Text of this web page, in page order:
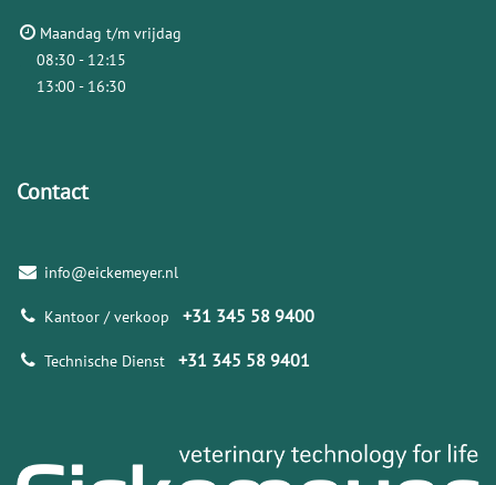
Maandag t/m vrijdag
08:30 - 12:15
13:00 - 16:30
Contact
info@eickemeyer.nl
Kantoor / verkoop +31 345 58 9400
Technische Dienst +31 345 58 9401